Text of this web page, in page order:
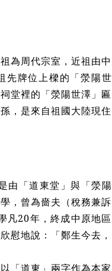
為周代宗室，近祖由中
先牌位上樑的「滎陽世
堂裡的「滎陽世澤」匾
，是來自祖國大陸現住
由「道東堂」與「滎陽
，曾為嗇夫（稅務兼訴
凡20年，終成中原地區
慰地說：「鄭生今去，
「道東」兩字作為本家